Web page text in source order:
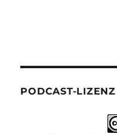
PODCAST-LIZENZ